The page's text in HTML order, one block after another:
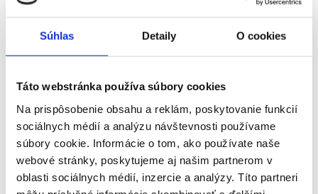
Súhlas Detaily O cookies
Táto webstránka používa súbory cookies
Na prispôsobenie obsahu a reklám, poskytovanie funkcií
sociálnych médií a analýzu návštevnosti používame
súbory cookie. Informácie o tom, ako používate naše
webové stránky, poskytujeme aj našim partnerom v
oblasti sociálnych médií, inzercie a analýzy. Títo partneri
autobusový zájazd na otočku
. Odchody sú naplánované v
do Mníchova dorazili v dopoludňajších hodinách priamo k Allianz
Arene.
vybrať do centra Mníchova, prejsť sa v okolí štadióna alebo si užiť
predzápasovú atmosféru medzi fanúšikmi. Následne vás čaká
samotný zápas a po ňom večerný odchod späť na Slovensko.
Zájazd zahŕňa autobusovú dopravu tam aj späť, vstupenku,
cestovné poistenie, infobalíček a služby delegáta. Pri vstupenkách
garantujeme miesta pri sebe aj pri väčšom počte osôb. Pri 5.